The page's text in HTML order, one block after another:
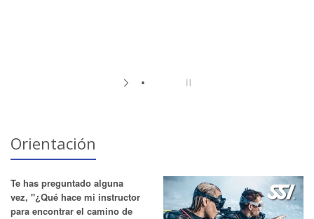
Orientación
Te has preguntado alguna
vez, "¿Qué hace mi instructor
para encontrar el camino de